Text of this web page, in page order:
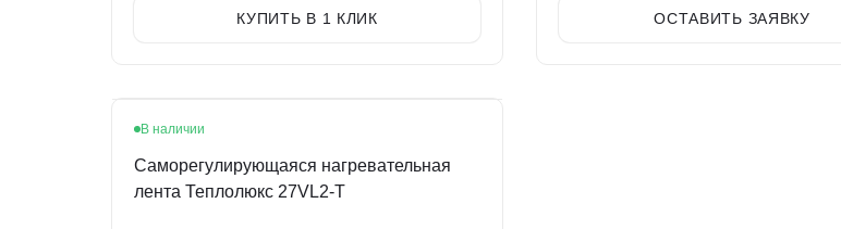
КУПИТЬ В 1 КЛИК ОСТАВИТЬ ЗАЯВКУ
В наличии
Саморегулирующаяся нагревательная
лента Теплолюкс 27VL2-T